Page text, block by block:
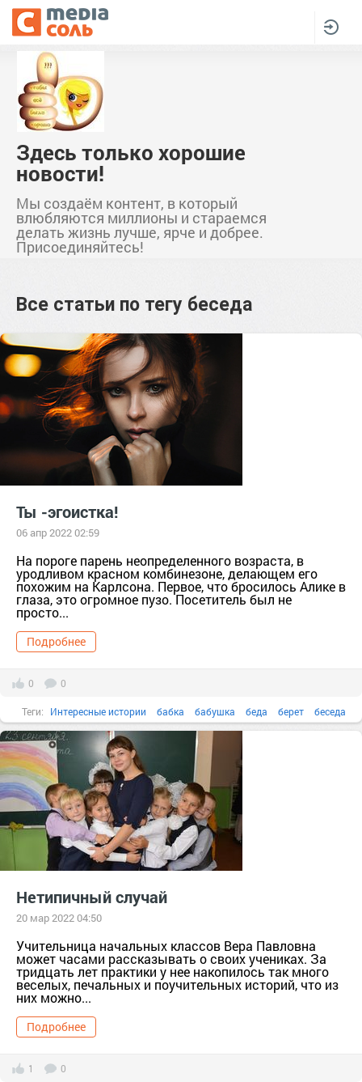
Здесь только хорошие
новости!
Мы создаём контент, в который
влюбляются миллионы и стараемся
делать жизнь лучше, ярче и добрее.
Присоединяйтесь!
Все статьи по тегу беседа
Ты -эгоистка!
06 апр 2022 02:59
На пороге парень неопределенного возраста, в
уродливом красном комбинезоне, делающем его
похожим на Карлсона. Первое, что бросилось Алике в
глаза, это огромное пузо. Посетитель был не
просто...
Подробнее
0 0
Теги: Интересные истории бабка бабушка беда берет беседа
Нетипичный случай
20 мар 2022 04:50
Учительница начальных классов Вера Павловна
может часами рассказывать о своих учениках. За
тридцать лет практики у нее накопилось так много
веселых, печальных и поучительных историй, что из
них можно...
Подробнее
1 0